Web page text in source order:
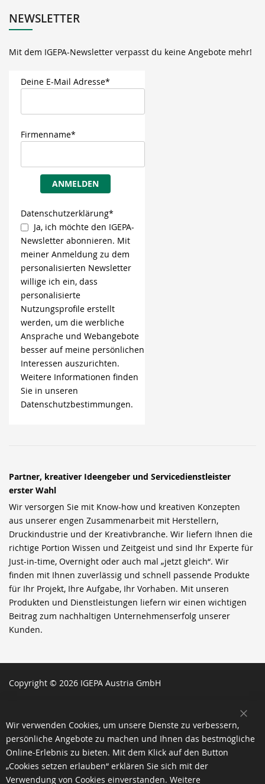
NEWSLETTER
Mit dem IGEPA-Newsletter verpasst du keine Angebote mehr!
Deine E-Mail Adresse*
Firmenname*
ANMELDEN
Datenschutzerklärung*
Ja, ich möchte den IGEPA-
Newsletter abonnieren. Mit
meiner Anmeldung zu dem
personalisierten Newsletter
willige ich ein, dass
personalisierte
Nutzungsprofile erstellt
werden, um die werbliche
Ansprache und Webangebote
besser auf meine persönlichen
Interessen auszurichten.
Weitere Informationen finden
Sie in unseren
Datenschutzbestimmungen.
Partner, kreativer Ideengeber und Servicedienstleister
erster Wahl
Wir versorgen Sie mit Know-how und kreativen Konzepten
aus unserer engen Zusammenarbeit mit Herstellern,
Druckindustrie und der Kreativbranche. Wir liefern Ihnen die
richtige Portion Wissen und Zeitgeist und sind Ihr Experte für
Just-in-time, Overnight oder auch mal „jetzt gleich“. Wir
finden mit Ihnen zuverlässig und schnell passende Produkte
für Ihr Projekt, Ihre Aufgabe, Ihr Vorhaben. Mit unseren
Produkten und Dienstleistungen liefern wir einen wichtigen
Beitrag zum nachhaltigen Unternehmenserfolg unserer
Kunden.
Copyright © 2026 IGEPA Austria GmbH
Wir verwenden Cookies, um unsere Dienste zu verbessern,
persönliche Angebote zu machen und Ihnen das bestmögliche
Online-Erlebnis zu bieten. Mit dem Klick auf den Button
„Cookies setzen erlauben“ erklären Sie sich mit der
Verwendung von Cookies einverstanden. Weitere